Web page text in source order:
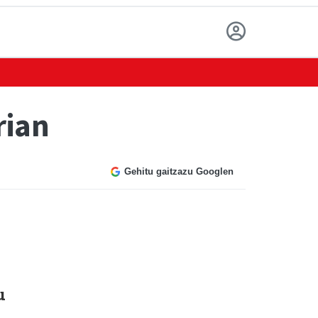
Gehitu gaitzazu Googlen